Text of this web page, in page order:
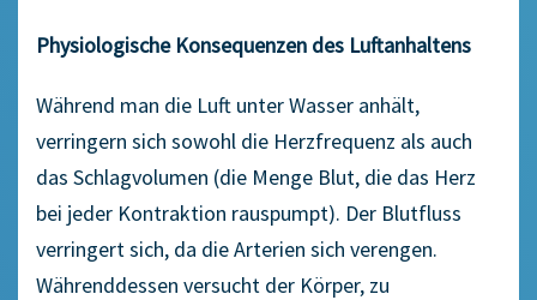
Physiologische Konsequenzen des Luftanhaltens
Während man die Luft unter Wasser anhält,
verringern sich sowohl die Herzfrequenz als auch
das Schlagvolumen (die Menge Blut, die das Herz
bei jeder Kontraktion rauspumpt). Der Blutfluss
verringert sich, da die Arterien sich verengen.
Währenddessen versucht der Körper, zu